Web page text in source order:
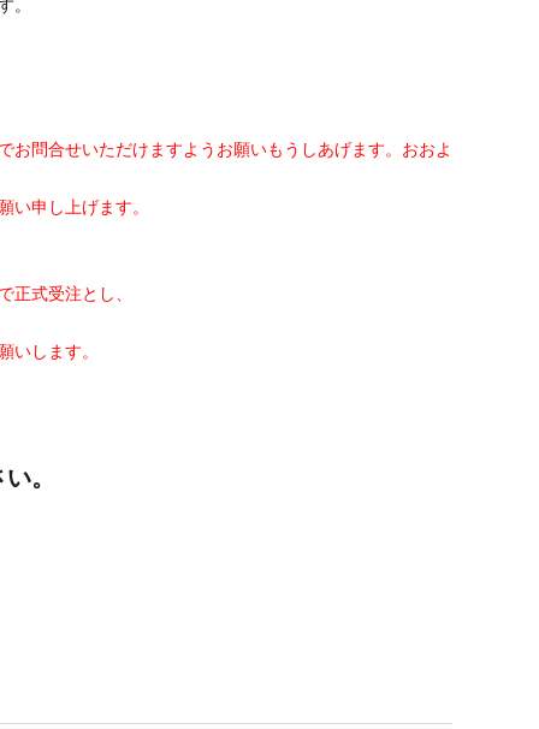
。
問合せいただけますようお願いもうしあげます。おおよ
申し上げます。
正式受注とし、
いします。
。